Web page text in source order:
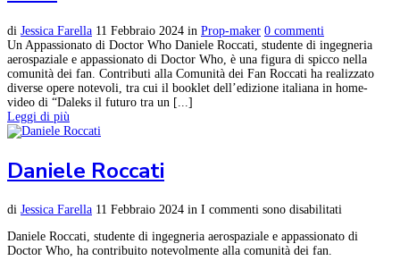
di Jessica Farella 11 Febbraio 2024 in Prop-maker 0 commenti
Un Appassionato di Doctor Who Daniele Roccati, studente di ingegneria
aerospaziale e appassionato di Doctor Who, è una figura di spicco nella
comunità dei fan. Contributi alla Comunità dei Fan Roccati ha realizzato
diverse opere notevoli, tra cui il booklet dell’edizione italiana in home-
video di “Daleks il futuro tra un [...]
Leggi di più
Daniele Roccati
di Jessica Farella 11 Febbraio 2024 in I commenti sono disabilitati
Daniele Roccati, studente di ingegneria aerospaziale e appassionato di
Doctor Who, ha contribuito notevolmente alla comunità dei fan.